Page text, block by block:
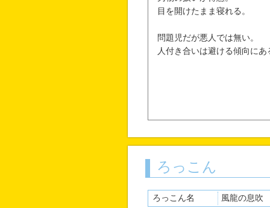
目を開けたまま寝れる。
問題児だが悪人では無い。
人付き合いは避ける傾向に
ろっこん
ろっこん名 風龍の息吹